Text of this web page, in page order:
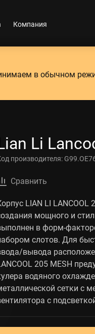
Компания
в обычном
Li
производителя:
Сравнить
LIAN LI LANCOOL
мощного и
в форм-
слотов. Для
вывода
205 MESH
водяного
сетки с
с